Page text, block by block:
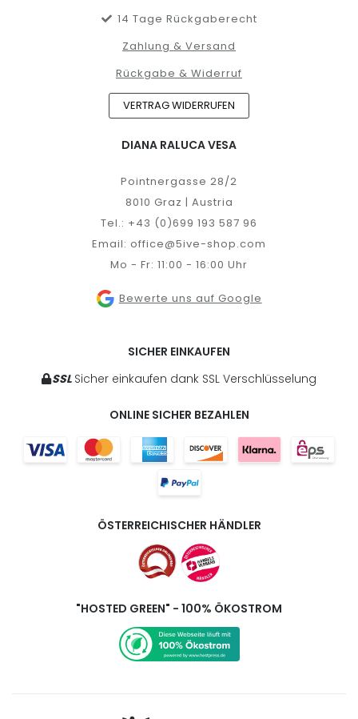
14 Tage Rückgaberecht
Zahlung & Versand
Rückgabe & Widerruf
VERTRAG WIDERRUFEN
DIANA RALUCA VESA
Pointnergasse 28/2
8010 Graz | Austria
Tel.: +43 (0)699 193 587 96
Email: office@5ive-shop.com
Mo - Fr: 11:00 - 16:00 Uhr
Bewerte uns auf Google
SICHER EINKAUFEN
SSL Sicher einkaufen dank SSL Verschlüsselung
ONLINE SICHER BEZAHLEN
ÖSTERREICHISCHER HÄNDLER
"HOSTED GREEN" - 100% ÖKOSTROM